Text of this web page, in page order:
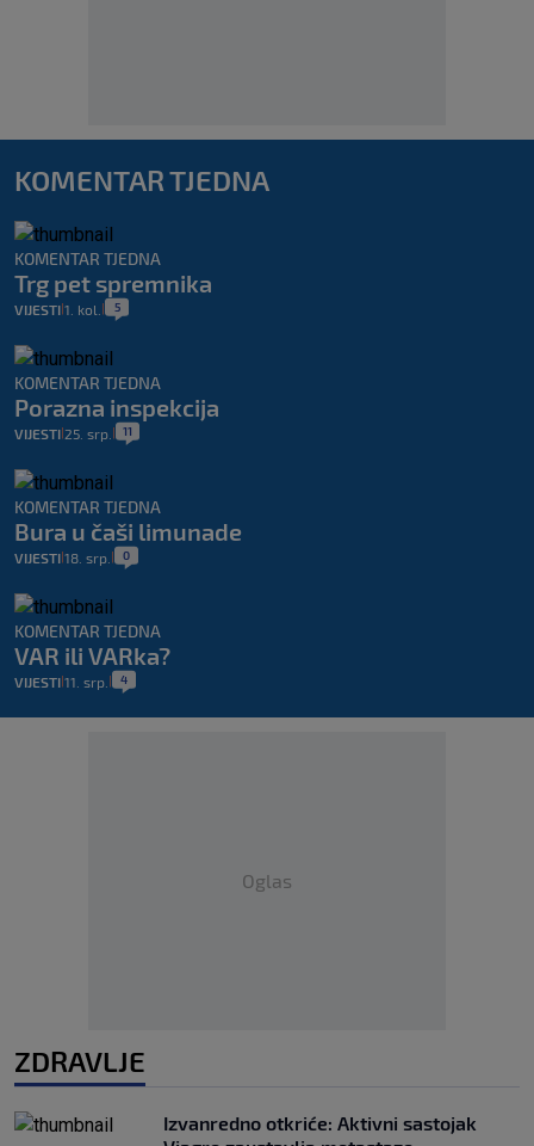
KOMENTAR TJEDNA
KOMENTAR TJEDNA
Trg pet spremnika
VIJESTI 1. kol. 5
KOMENTAR TJEDNA
Porazna inspekcija
VIJESTI 25. srp. 11
KOMENTAR TJEDNA
Bura u čaši limunade
VIJESTI 18. srp. 0
KOMENTAR TJEDNA
VAR ili VARka?
VIJESTI 11. srp. 4
Oglas
ZDRAVLJE
Izvanredno otkriće: Aktivni sastojak